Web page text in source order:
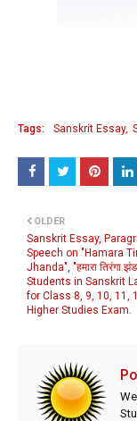
Tags: Sanskrit Essay
OLDER
Sanskrit Essay,
Speech on "Hamara
Jhanda", "हमारा तिरंगा
Students in Sanskrit
for Class 8, 9, 10, 11,
Higher Studies Exam.